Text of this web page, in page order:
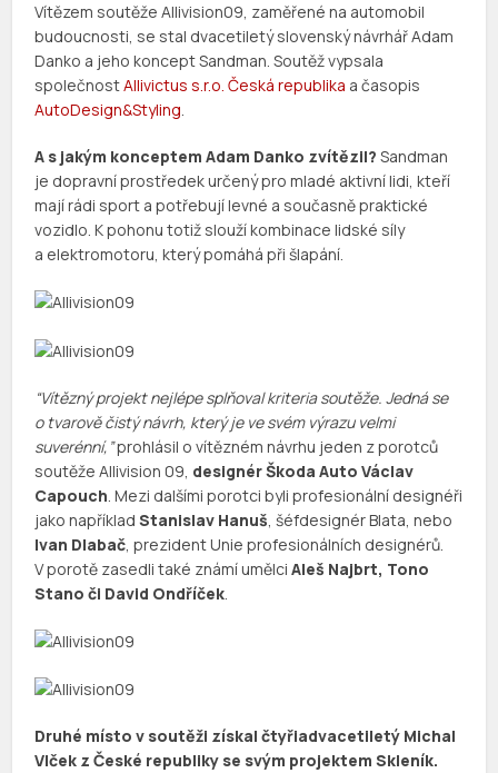
Vítězem soutěže Allivision09, zaměřené na automobil
budoucnosti, se stal dvacetiletý slovenský návrhář Adam
Danko a jeho koncept Sandman. Soutěž vypsala
společnostAllivictus s.r.o. Česká republika a časopis
AutoDesign&Styling.
A s jakým konceptem Adam Danko zvítězil? Sandman
je dopravní prostředek určený pro mladé aktivní lidi, kteří
mají rádi sport a potřebují levné a současně praktické
vozidlo. K pohonu totiž slouží kombinace lidské síly
a elektromotoru, který pomáhá při šlapání.
“Vítězný projekt nejlépe splňoval kriteria soutěže. Jedná se
o tvarově čistý návrh, který je ve svém výrazu velmi
suverénní,”prohlásil o vítězném návrhu jeden z porotců
soutěže Allivision 09, designér Škoda Auto Václav
Capouch . Mezi dalšími porotci byli profesionální designéři
jako napříkladStanislav Hanuš , šéfdesignér Blata, nebo
Ivan Dlabač , prezident Unie profesionálních designérů.
V porotě zasedli také známí umělciAleš Najbrt, Tono
Stano či David Ondříček
Druhé místo v soutěži získal čtyřiadvacetiletý Michal
Vlček z České republiky se svým projektem Skleník.